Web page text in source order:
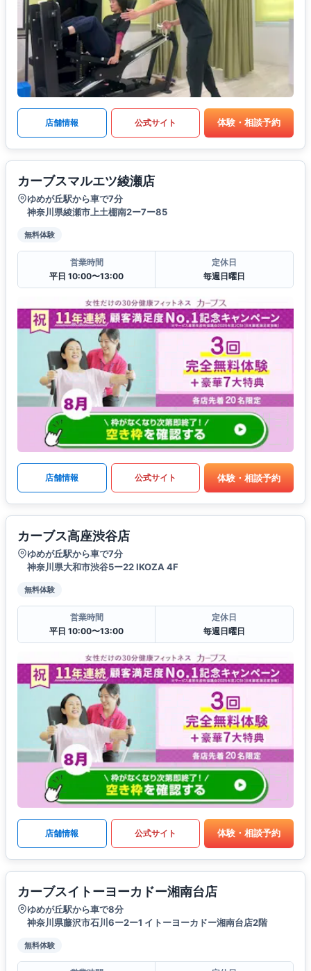
店舗情報 公式サイト 体験・相談予約
カーブスマルエツ綾瀬店
ゆめが丘駅から車で7分
神奈川県綾瀬市上土棚南2ー7ー85
無料体験
営業時間
平日 10:00〜13:00
定休日
毎週日曜日
店舗情報 公式サイト 体験・相談予約
カーブス高座渋谷店
ゆめが丘駅から車で7分
神奈川県大和市渋谷5ー22 IKOZA 4F
無料体験
営業時間
平日 10:00〜13:00
定休日
毎週日曜日
店舗情報 公式サイト 体験・相談予約
カーブスイトーヨーカドー湘南台店
ゆめが丘駅から車で8分
神奈川県藤沢市石川6ー2ー1 イトーヨーカドー湘南台店2階
無料体験